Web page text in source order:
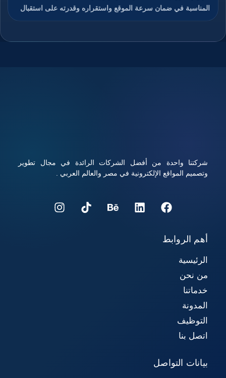
المناسبة في ضمان سرعة الموقع واستقراره وقدرته على استقبال
الزوار دون انقطاع، كما يمنح الدومين هوية رقمية مميزة تسهل على
شركتنا واحدة من أفضل الشركات الرائدة في مجال تطوير
وتصميم المواقع الإلكترونية في مصر والعالم العربي .
أهم الروابط
الرئيسية
من نحن
خدماتنا
المدونة
التوظيف
اتصل بنا
بيانات التواصل